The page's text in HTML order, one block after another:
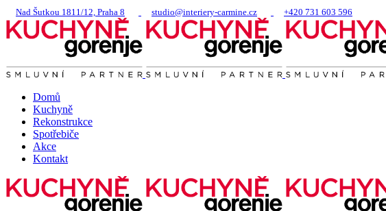
Nad Šutkou 1811/12, Praha 8 studio@interiery-carmine.cz +420 731 603 596
Domů
Kuchyně
Rekonstrukce
Spotřebiče
Akce
Kontakt